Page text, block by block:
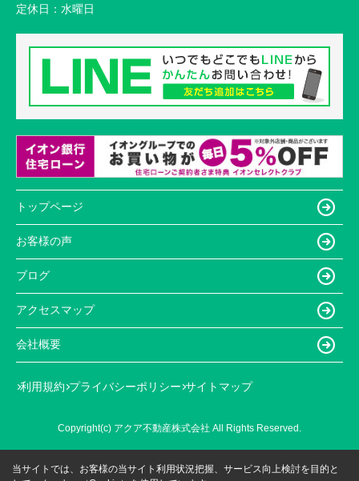
定休日： 水曜日
トップページ
お客様の声
ブログ
アクセスマップ
会社概要
利用規約 プライバシーポリシー サイトマップ
Copyright(c) アクア不動産株式会社 All Rights Reserved.
当サイトでは、お客様の当サイト利用状況把握、サービス向上検討を目的と